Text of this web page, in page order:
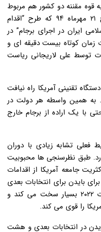
قوه مقننه دو کشور هم مربوط
می شود. ماجرا برمی گردد به تاریخ ۲۱ مهرماه ۹۴ که طرح “اقدام
ایران در اجرای برجام” در
کوتاه بیست دقیقه ای و
توسط علی لاریجانی ریاست
تقنینی آمریکا راه نیافت
به همین واسطه هر دولت در
با یک اراده از برجام خارج
فعلی تشابه زیادی با دوران
طبق نظرسنجی ها محبوبیت
جامعه آمریکا از اقدامات
بایدن برای انتخابات بعدی
و حتی برای هم حزبانش در انتخابات ۲۰۲۲ بسیار سخت می کند و
را قوی می کند.
در انتخابات بعدی و هشت